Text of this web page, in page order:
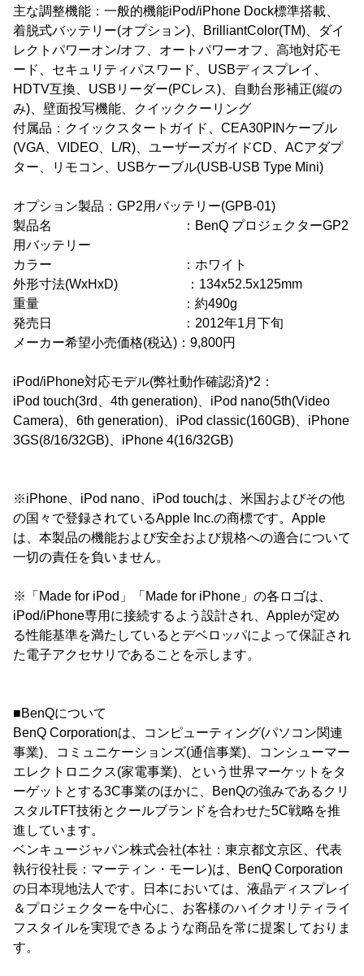
主な調整機能：一般的機能iPod/iPhone Dock標準搭載、
着脱式バッテリー(オプション)、BrilliantColor(TM)、ダイ
レクトパワーオン/オフ、オートパワーオフ、高地対応モ
ード、セキュリティパスワード、USBディスプレイ、
HDTV互換、USBリーダー(PCレス)、自動台形補正(縦の
み)、壁面投写機能、クイッククーリング
付属品：クイックスタートガイド、CEA30PINケーブル
(VGA、VIDEO、L/R)、ユーザーズガイドCD、ACアダプ
ター、リモコン、USBケーブル(USB-USB Type Mini)
オプション製品：GP2用バッテリー(GPB-01)
製品名 ：BenQ プロジェクターGP2
用バッテリー
カラー ：ホワイト
外形寸法(WxHxD) ：134x52.5x125mm
重量 ：約490g
発売日 ：2012年1月下旬
メーカー希望小売価格(税込)：9,800円
iPod/iPhone対応モデル(弊社動作確認済)*2：
iPod touch(3rd、4th generation)、iPod nano(5th(Video
Camera)、6th generation)、iPod classic(160GB)、iPhone
3GS(8/16/32GB)、iPhone 4(16/32GB)
※iPhone、iPod nano、iPod touchは、米国およびその他
の国々で登録されているApple Inc.の商標です。Apple
は、本製品の機能および安全および規格への適合について
一切の責任を負いません。
※「Made for iPod」「Made for iPhone」の各ロゴは、
iPod/iPhone専用に接続するよう設計され、Appleが定め
る性能基準を満たしているとデベロッパによって保証され
た電子アクセサリであることを示します。
■BenQについて
BenQ Corporationは、コンピューティング(パソコン関連
事業)、コミュニケーションズ(通信事業)、コンシューマー
エレクトロニクス(家電事業)、という世界マーケットをタ
ーゲットとする3C事業のほかに、BenQの強みであるクリ
スタルTFT技術とクールブランドを合わせた5C戦略を推
進しています。
ベンキュージャパン株式会社(本社：東京都文京区、代表
執行役社長：マーティン・モーレ)は、BenQ Corporation
の日本現地法人です。日本においては、液晶ディスプレイ
＆プロジェクターを中心に、お客様のハイクオリティライ
フスタイルを実現できるような商品を常に提案しておりま
す。